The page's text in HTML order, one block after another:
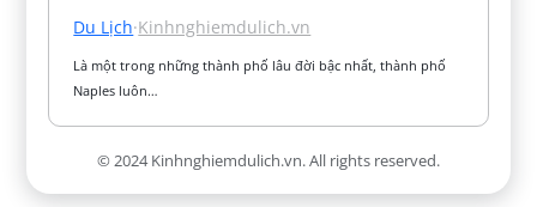
Du Lịch·Kinhnghiemdulich.vn
Là một trong những thành phố lâu đời bậc nhất, thành phố
Naples luôn…
© 2024 Kinhnghiemdulich.vn. All rights reserved.